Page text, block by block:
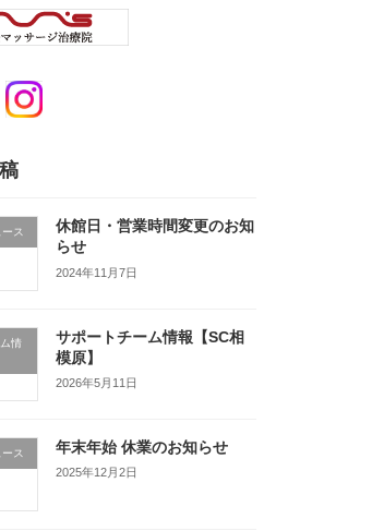
ース
休館日・営業時間変更のお知
らせ
2024年11月7日
情
サポートチーム情報【SC相
模原】
2026年5月11日
ース 年末年始 休業のお知らせ
2025年12月2日